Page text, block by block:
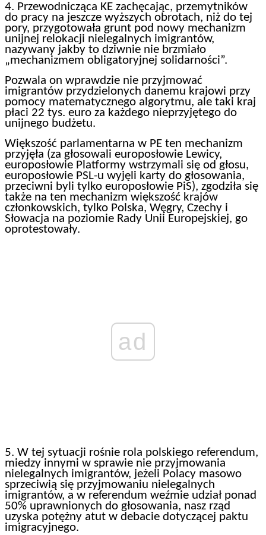
4. Przewodnicząca KE zachęcając, przemytników
do pracy na jeszcze wyższych obrotach, niż do tej
pory, przygotowała grunt pod nowy mechanizm
unijnej relokacji nielegalnych imigrantów,
nazywany jakby to dziwnie nie brzmiało
„mechanizmem obligatoryjnej solidarności”.
Pozwala on wprawdzie nie przyjmować
imigrantów przydzielonych danemu krajowi przy
pomocy matematycznego algorytmu, ale taki kraj
płaci 22 tys. euro za każdego nieprzyjętego do
unijnego budżetu.
Większość parlamentarna w PE ten mechanizm
przyjęła (za głosowali europosłowie Lewicy,
europosłowie Platformy wstrzymali się od głosu,
europosłowie PSL-u wyjęli karty do głosowania,
przeciwni byli tylko europosłowie PiS), zgodziła się
także na ten mechanizm większość krajów
członkowskich, tylko Polska, Węgry, Czechy i
Słowacja na poziomie Rady Unii Europejskiej, go
oprotestowały.
ad
5. W tej sytuacji rośnie rola polskiego referendum,
miedzy innymi w sprawie nie przyjmowania
nielegalnych imigrantów, jeżeli Polacy masowo
sprzeciwią się przyjmowaniu nielegalnych
imigrantów, a w referendum weźmie udział ponad
50% uprawnionych do głosowania, nasz rząd
uzyska potężny atut w debacie dotyczącej paktu
imigracyjnego.